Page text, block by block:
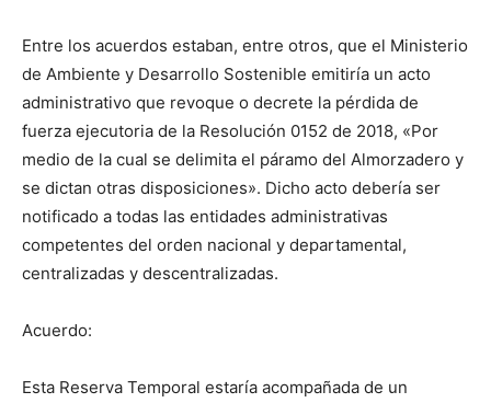
Entre los acuerdos estaban, entre otros, que el Ministerio
de Ambiente y Desarrollo Sostenible emitiría un acto
administrativo que revoque o decrete la pérdida de
fuerza ejecutoria de la Resolución 0152 de 2018, «Por
medio de la cual se delimita el páramo del Almorzadero y
se dictan otras disposiciones». Dicho acto debería ser
notificado a todas las entidades administrativas
competentes del orden nacional y departamental,
centralizadas y descentralizadas.
Acuerdo:
Esta Reserva Temporal estaría acompañada de un